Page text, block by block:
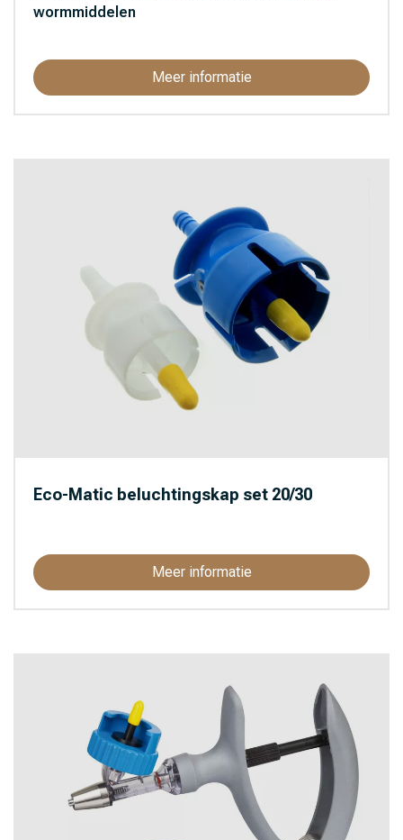
wormmiddelen
Meer informatie
Eco-Matic beluchtingskap set 20/30
Meer informatie